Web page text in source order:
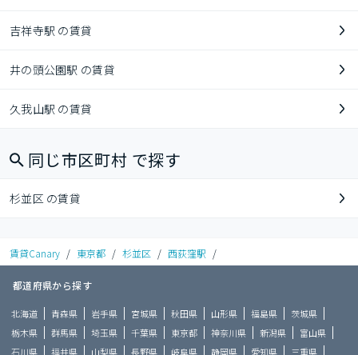
吉祥寺駅 の賃貸
井の頭公園駅 の賃貸
久我山駅 の賃貸
同じ市区町村 で探す
杉並区 の賃貸
賃貸Canary / 東京都 / 杉並区 / 西荻窪駅 /
都道府県から探す
北海道 青森県 岩手県 宮城県 秋田県 山形県 福島県
茨城県
栃木県
群馬県 埼玉県 千葉県 東京都 神奈川県 新潟県
富山県
石川県
福井県 山梨県 長野県 岐阜県 静岡県 愛知県 三重県